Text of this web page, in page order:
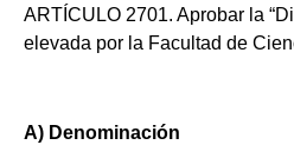
ARTÍCULO 2701. Aprobar la
elevada por la Facultad de
A) Denominación